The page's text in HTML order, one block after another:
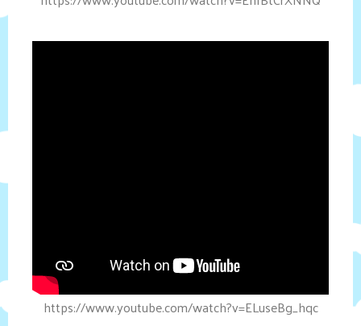
https://www.youtube.com/watch?v=ELuseBg_hqc